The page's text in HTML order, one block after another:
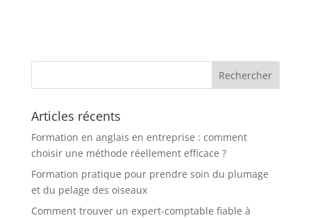
Articles récents
Formation en anglais en entreprise : comment
choisir une méthode réellement efficace ?
Formation pratique pour prendre soin du plumage
et du pelage des oiseaux
Comment trouver un expert-comptable fiable à